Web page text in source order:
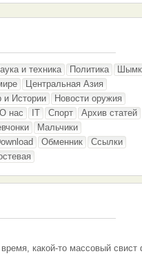
и техника Политика
Центральная Азия
Истории
Новости оружия
О нас IT Спорт
Архив статей
Мальчики
Обменник
Ссылки
какой-то массовый свист